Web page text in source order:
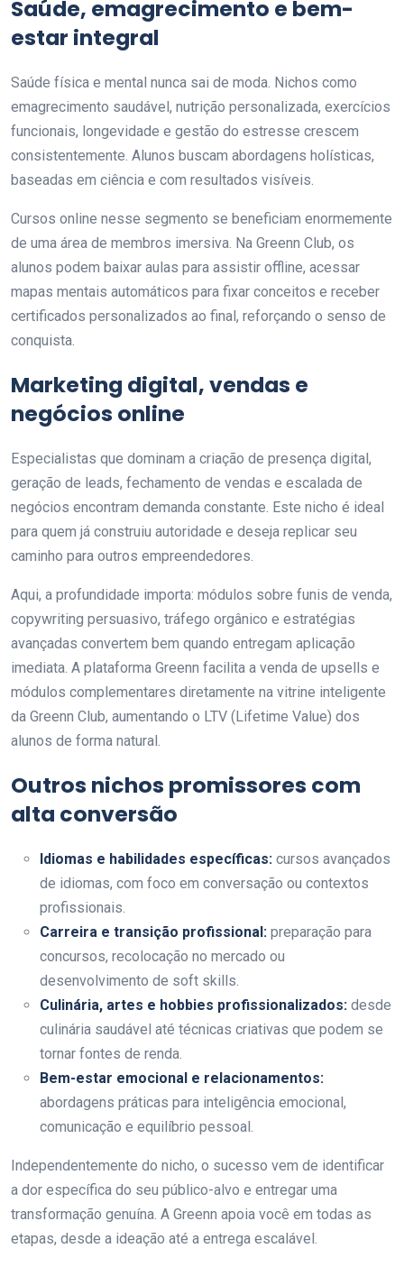
Saúde, emagrecimento e bem-
estar integral
Saúde física e mental nunca sai de moda. Nichos como
emagrecimento saudável, nutrição personalizada, exercícios
funcionais, longevidade e gestão do estresse crescem
consistentemente. Alunos buscam abordagens holísticas,
baseadas em ciência e com resultados visíveis.
Cursos online nesse segmento se beneficiam enormemente
de uma área de membros imersiva. Na Greenn Club, os
alunos podem baixar aulas para assistir offline, acessar
mapas mentais automáticos para fixar conceitos e receber
certificados personalizados ao final, reforçando o senso de
conquista.
Marketing digital, vendas e
negócios online
Especialistas que dominam a criação de presença digital,
geração de leads, fechamento de vendas e escalada de
negócios encontram demanda constante. Este nicho é ideal
para quem já construiu autoridade e deseja replicar seu
caminho para outros empreendedores.
Aqui, a profundidade importa: módulos sobre funis de venda,
copywriting persuasivo, tráfego orgânico e estratégias
avançadas convertem bem quando entregam aplicação
imediata. A plataforma Greenn facilita a venda de upsells e
módulos complementares diretamente na vitrine inteligente
da Greenn Club, aumentando o LTV (Lifetime Value) dos
alunos de forma natural.
Outros nichos promissores com
alta conversão
Idiomas e habilidades específicas: cursos avançados
de idiomas, com foco em conversação ou contextos
profissionais.
Carreira e transição profissional: preparação para
concursos, recolocação no mercado ou
desenvolvimento de soft skills.
Culinária, artes e hobbies profissionalizados: desde
culinária saudável até técnicas criativas que podem se
tornar fontes de renda.
Bem-estar emocional e relacionamentos:
abordagens práticas para inteligência emocional,
comunicação e equilíbrio pessoal.
Independentemente do nicho, o sucesso vem de identificar
a dor específica do seu público-alvo e entregar uma
transformação genuína. A Greenn apoia você em todas as
etapas, desde a ideação até a entrega escalável.